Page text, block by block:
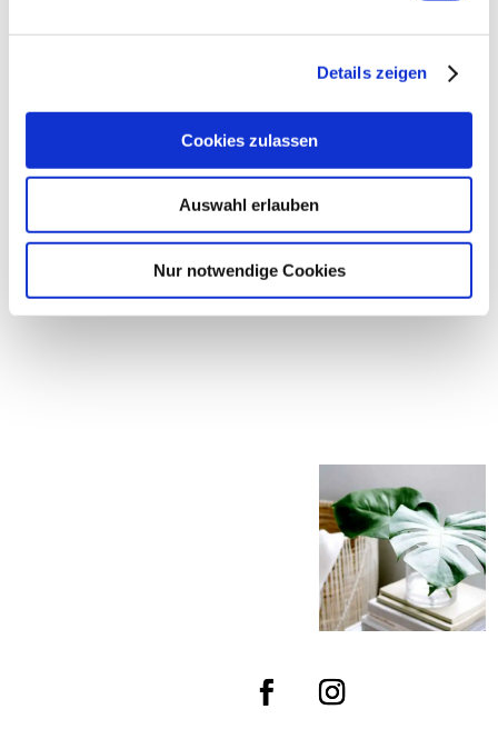
Details zeigen
Cookies zulassen
Auswahl erlauben
Nur notwendige Cookies
ABONNIEREN